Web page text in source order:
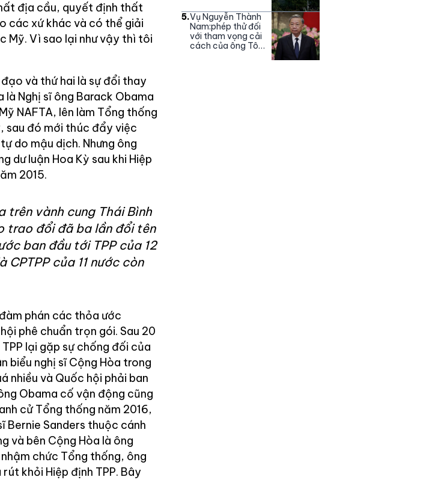
địa cầu, quyết định thất
các xứ khác và có thể giải
Mỹ. Vì sao lại như vậy thì tôi
và thứ hai là sự đổi thay
là Nghị sĩ ông Barack Obama
NAFTA, lên làm Tổng thống
sau đó mới thúc đẩy việc
do mậu dịch. Nhưng ông
dư luận Hoa Kỳ sau khi Hiệp
2015.
trên vành cung Thái Bình
trao đổi đã ba lần đổi tên
ban đầu tới TPP của 12
của 11 nước còn
phán các thỏa ước
phê chuẩn trọn gói. Sau 20
lại gặp sự chống đối của
biểu nghị sĩ Cộng Hòa trong
nhiều và Quốc hội phải ban
Obama cố vận động cũng
cử Tổng thống năm 2016,
Bernie Sanders thuộc cánh
và bên Cộng Hòa là ông
nhậm chức Tổng thống, ông
khỏi Hiệp định TPP. Bây
5.Vụ Nguyễn Thành
Nam:phép thử đối
với tham vọng cải
cách của ông Tô